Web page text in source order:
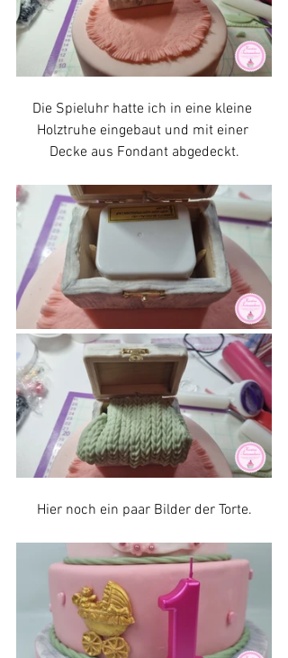
Die Spieluhr hatte ich in eine kleine
Holztruhe eingebaut und mit einer
Decke aus Fondant abgedeckt.
Hier noch ein paar Bilder der Torte.